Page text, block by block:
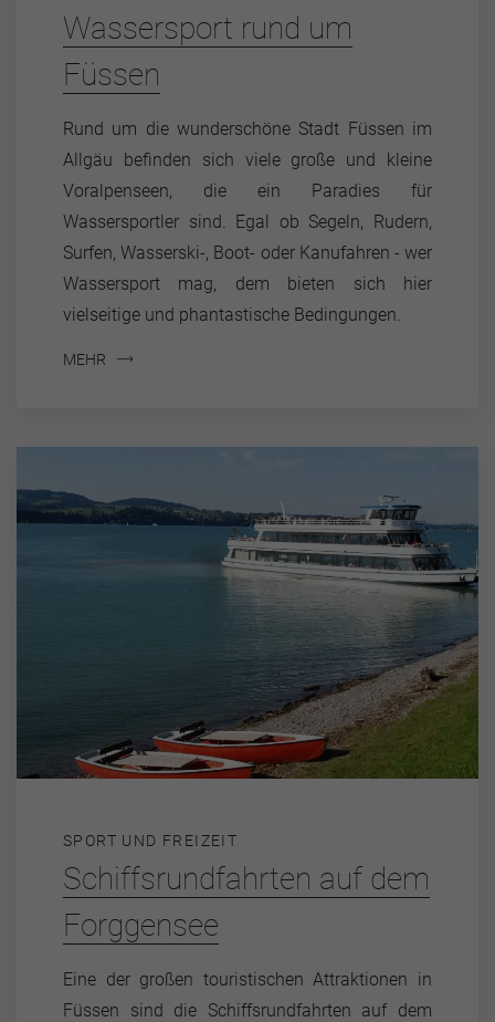
Wassersport rund um
Füssen
Rund um die wunderschöne Stadt Füssen im
Allgäu befinden sich viele große und kleine
Voralpenseen, die ein Paradies für
Wassersportler sind. Egal ob Segeln, Rudern,
Surfen, Wasserski-, Boot- oder Kanufahren - wer
Wassersport mag, dem bieten sich hier
vielseitige und phantastische Bedingungen.
MEHR
SPORT UND FREIZEIT
Schiffsrundfahrten auf dem
Forggensee
Eine der großen touristischen Attraktionen in
Füssen sind die Schiffsrundfahrten auf dem